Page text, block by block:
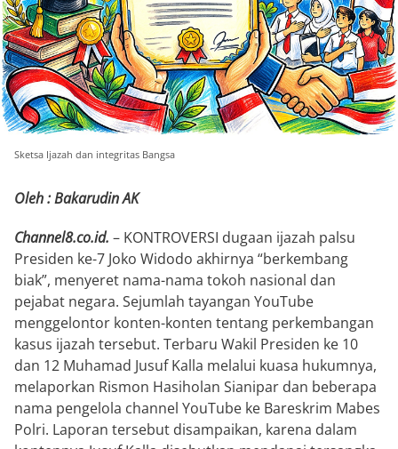
Sketsa Ijazah dan integritas Bangsa
Oleh : Bakarudin AK
Channel8.co.id. – KONTROVERSI dugaan ijazah palsu
Presiden ke-7 Joko Widodo akhirnya “berkembang
biak”, menyeret nama-nama tokoh nasional dan
pejabat negara. Sejumlah tayangan YouTube
menggelontor konten-konten tentang perkembangan
kasus ijazah tersebut. Terbaru Wakil Presiden ke 10
dan 12 Muhamad Jusuf Kalla melalui kuasa hukumnya,
melaporkan Rismon Hasiholan Sianipar dan beberapa
nama pengelola channel YouTube ke Bareskrim Mabes
Polri. Laporan tersebut disampaikan, karena dalam